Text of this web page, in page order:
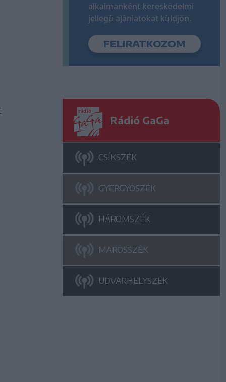
alkalmanként kereskedelmi
jellegű ajánlatokat küldjön.
Rádió GaGa
CSÍKSZÉK
GYERGYÓSZÉK
HÁROMSZÉK
MAROSSZÉK
UDVARHELYSZÉK